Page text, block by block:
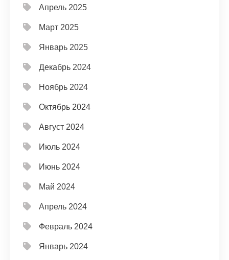
Апрель 2025
Март 2025
Январь 2025
Декабрь 2024
Ноябрь 2024
Октябрь 2024
Август 2024
Июль 2024
Июнь 2024
Май 2024
Апрель 2024
Февраль 2024
Январь 2024